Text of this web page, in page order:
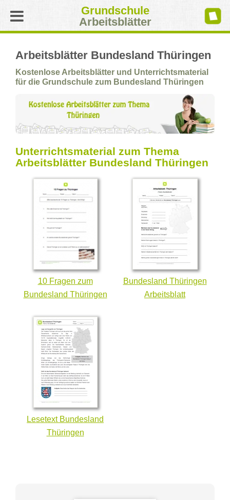
Grundschule
Arbeitsblätter
Arbeitsblätter Bundesland Thüringen
Kostenlose Arbeitsblätter und Unterrichtsmaterial
für die Grundschule zum Bundesland Thüringen
Unterrichtsmaterial zum Thema
Arbeitsblätter Bundesland Thüringen
10 Fragen zum
Bundesland Thüringen
Bundesland Thüringen
Arbeitsblatt
Lesetext Bundesland
Thüringen